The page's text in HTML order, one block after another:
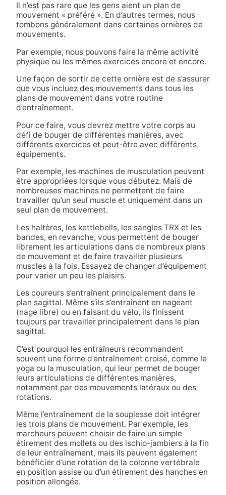
Il n’est pas rare que les gens aient un plan de
mouvement « préféré ». En d’autres termes, nous
tombons généralement dans certaines ornières de
mouvements.
Par exemple, nous pouvons faire la même activité
physique ou les mêmes exercices encore et encore.
Une façon de sortir de cette ornière est de s’assurer
que vous incluez des mouvements dans tous les
plans de mouvement dans votre routine
d’entraînement.
Pour ce faire, vous devrez mettre votre corps au
défi de bouger de différentes manières, avec
différents exercices et peut-être avec différents
équipements.
Par exemple, les machines de musculation peuvent
être appropriées lorsque vous débutez. Mais de
nombreuses machines ne permettent de faire
travailler qu’un seul muscle et uniquement dans un
seul plan de mouvement.
Les haltères, les kettlebells, les sangles TRX et les
bandes, en revanche, vous permettent de bouger
librement les articulations dans de nombreux plans
de mouvement et de faire travailler plusieurs
muscles à la fois. Essayez de changer d’équipement
pour varier un peu les plaisirs.
Les coureurs s’entraînent principalement dans le
plan sagittal. Même s’ils s’entraînent en nageant
(nage libre) ou en faisant du vélo, ils finissent
toujours par travailler principalement dans le plan
sagittal.
C’est pourquoi les entraîneurs recommandent
souvent une forme d’entraînement croisé, comme le
yoga ou la musculation, qui leur permet de bouger
leurs articulations de différentes manières,
notamment par des mouvements latéraux ou des
rotations.
Même l’entraînement de la souplesse doit intégrer
les trois plans de mouvement. Par exemple, les
marcheurs peuvent choisir de faire un simple
étirement des mollets ou des ischio-jambiers à la fin
de leur entraînement, mais ils peuvent également
bénéficier d’une rotation de la colonne vertébrale
en position assise ou d’un étirement des hanches en
position allongée.